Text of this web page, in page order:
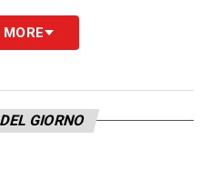
di Cacace,
GIORNO